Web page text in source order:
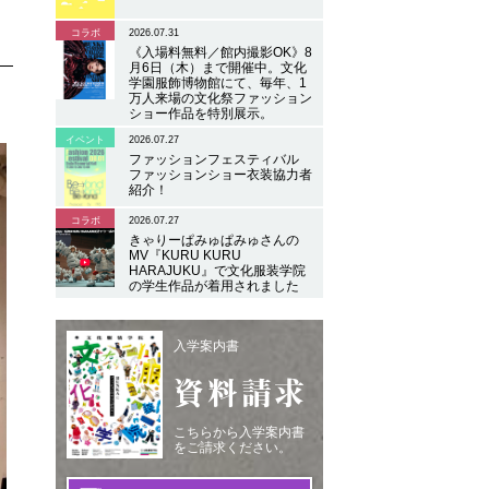
コラボ 2026.07.31
《入場料無料／館内撮影OK》8
月6日（木）まで開催中。文化
学園服飾博物館にて、毎年、1
万人来場の文化祭ファッション
ショー作品を特別展示。
イベント 2026.07.27
ファッションフェスティバル
ファッションショー衣装協力者
紹介！
コラボ 2026.07.27
きゃりーぱみゅぱみゅさんの
MV『KURU KURU
HARAJUKU』で文化服装学院
の学生作品が着用されました
入学案内書
資料請求
こちらから入学案内書
をご請求ください。